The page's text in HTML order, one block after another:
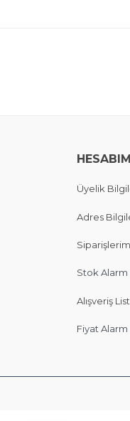
HESABIM
Üyelik
Adres
Siparişlerim
Stok Alarm
Alışveriş
Fiyat